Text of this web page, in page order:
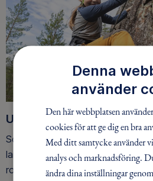
Upptäck nya äventyr
Som medlem har du tillgång till
landet. Våra ideella ledare guidar
roliga och trygga äventyr i
Denna
använder
Den här webbplatsen
cookies för att ge dig en bra
Med ditt samtycke använder
analys och marknadsföring.
ändra dina inställningar